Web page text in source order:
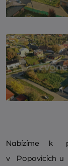
Nabízíme k
v Popovicích u